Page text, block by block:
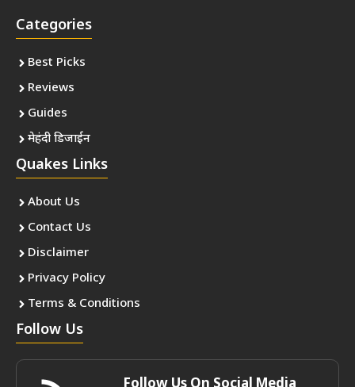
Categories
Best Picks
Reviews
Guides
मेहंदी डिजाईन
Quakes Links
About Us
Contact Us
Disclaimer
Privacy Policy
Terms & Conditions
Follow Us